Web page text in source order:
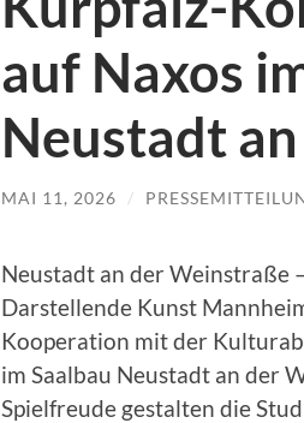
auf Naxos
Neustadt
MAI 11, 2026 /
Neustadt an der Weinstraße
Darstellende Kunst
Kooperation mit der
im Saalbau Neustadt an der
Spielfreude gestalten die